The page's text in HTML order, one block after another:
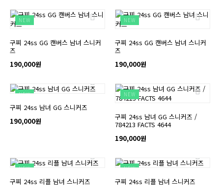
NEW
구찌 24ss GG 캔버스 남녀 스니커
즈
190,000원
NEW
구찌 24ss GG 캔버스 남녀 스니커
즈
190,000원
NEW
구찌 24ss 남녀 GG 스니커즈
190,000원
NEW
구찌 24ss 남녀 GG 스니커즈 /
784213 FACTS 4644
190,000원
NEW
구찌 24ss 리플 남녀 스니커즈
NEW
구찌 24ss 리플 남녀 스니커즈